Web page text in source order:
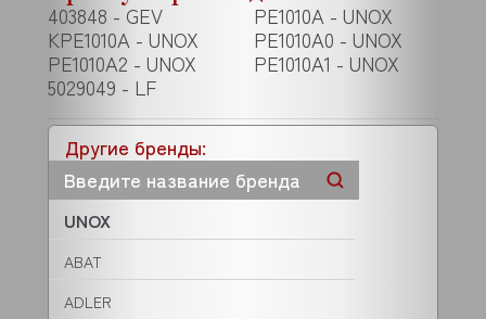
Другие бренды:
UNOX
ABAT
ADLER
403848 - GEV
KPE1010A - UNOX
PE1010A2 - UNOX
5029049 - LF
PE1010A - UNOX
PE1010A0 - UNOX
PE1010A1 - UNOX